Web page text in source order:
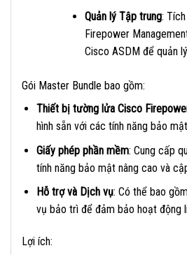
Quản lý Tập trung:
Firepower
Cisco ASDM để quản
Gói Master Bundle bao gồm:
Thiết bị tường lửa Cisco
hình sẵn với các tính năng bảo
Giấy phép phần mềm: Cung cấp
tính năng bảo mật nâng cao và
Hỗ trợ và Dịch vụ: Có thể bao
vụ bảo trì để đảm bảo hoạt động
Lợi ích: